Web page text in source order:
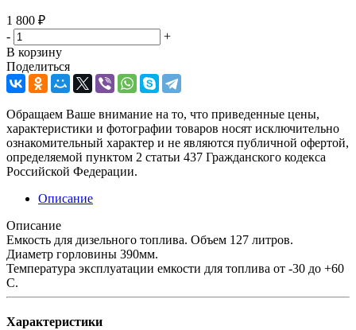
1 800 ₽
-
+
В корзину
Поделиться
Обращаем Ваше внимание на то, что приведенные цены,
характеристики и фотографии товаров носят исключительно
ознакомительный характер и не являются публичной офертой,
определяемой пунктом 2 статьи 437 Гражданского кодекса
Российской Федерации.
Описание
Описание
Емкость для дизельного топлива. Объем 127 литров.
Диаметр горловины 390мм.
Температура эксплуатации емкости для топлива от -30 до +60
С.
Характеристики